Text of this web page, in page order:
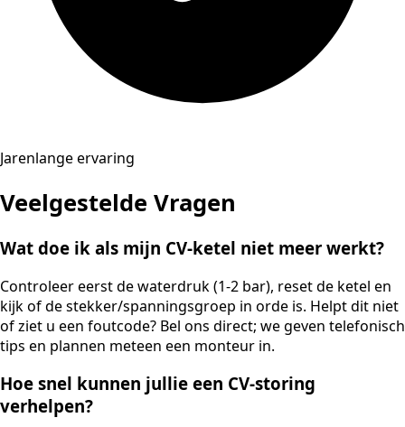
Jarenlange ervaring
Veelgestelde Vragen
Wat doe ik als mijn CV-ketel niet meer werkt?
Controleer eerst de waterdruk (1-2 bar), reset de ketel en
kijk of de stekker/spanningsgroep in orde is. Helpt dit niet
of ziet u een foutcode? Bel ons direct; we geven telefonisch
tips en plannen meteen een monteur in.
Hoe snel kunnen jullie een CV-storing
verhelpen?